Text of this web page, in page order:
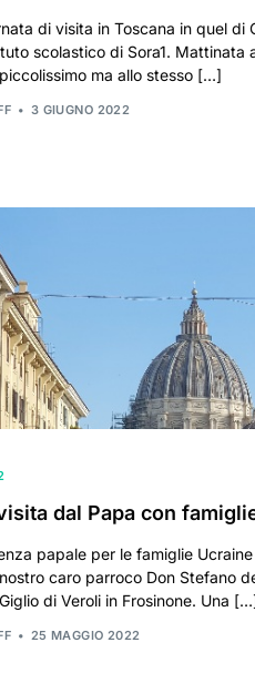
di visita in Toscana in quel di
scolastico di Sora1. Mattinata
ma allo stesso […]
3 GIUGNO 2022
dal Papa con
papale per le famiglie
caro parroco Don Stefano
di Veroli in Frosinone. Una
25 MAGGIO 2022